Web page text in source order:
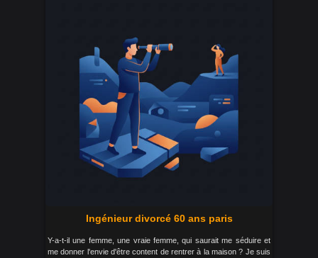
Ingénieur divorcé 60 ans paris
Y-a-t-il une femme, une vraie femme, qui saurait me séduire et
me donner l'envie d'être content de rentrer à la maison ? Je suis